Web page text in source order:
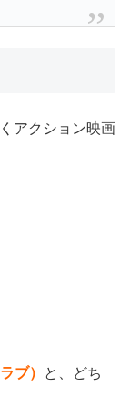
アクション映画
ブ）
と、どち